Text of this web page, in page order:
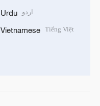
Urdu اردو
Vietnamese Tiếng Việt